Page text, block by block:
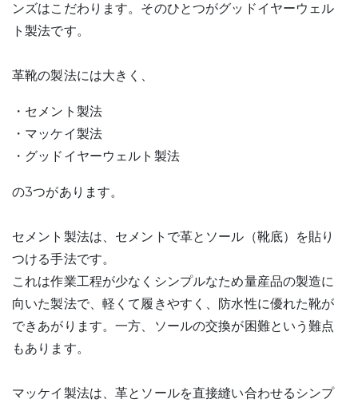
ンズはこだわります。そのひとつがグッドイヤーウェル
ト製法です。
革靴の製法には大きく、
・セメント製法
・マッケイ製法
・グッドイヤーウェルト製法
の3つがあります。
セメント製法は、セメントで革とソール（靴底）を貼り
つける手法です。
これは作業工程が少なくシンプルなため量産品の製造に
向いた製法で、軽くて履きやすく、防水性に優れた靴が
できあがります。一方、ソールの交換が困難という難点
もあります。
マッケイ製法は、革とソールを直接縫い合わせるシンプ